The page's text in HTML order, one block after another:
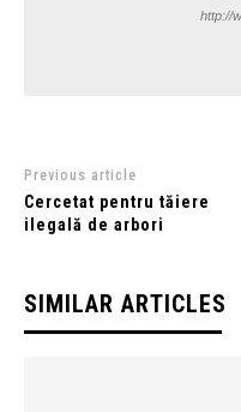
http://
Previous article
Cercetat pentru tăiere
ilegală de arbori
SIMILAR ARTICLES